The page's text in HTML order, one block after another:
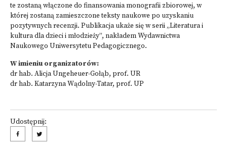
te zostaną włączone do finansowania monografii zbiorowej, w
której zostaną zamieszczone teksty naukowe po uzyskaniu
pozytywnych recenzji. Publikacja ukaże się w serii „Literatura i
kultura dla dzieci i młodzieży”, nakładem Wydawnictwa
Naukowego Uniwersytetu Pedagogicznego.
W imieniu organizatorów:
dr hab. Alicja Ungeheuer-Gołąb, prof. UR
dr hab. Katarzyna Wądolny-Tatar, prof. UP
Udostępnij: